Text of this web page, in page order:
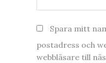
Spara mitt
postadress och
webbläsare till